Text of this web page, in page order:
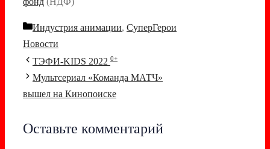
Рубрики
Индустрия анимации, СуперГерои
Новости
Навигация
записи
ТЭФИ-KIDS 2022 0+
Мультсериал «Команда МАТЧ»
вышел на Кинопоиске
Оставьте комментарий